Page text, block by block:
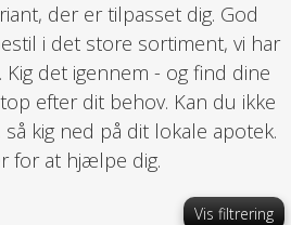
der er tilpasset dig. God
i det store sortiment, vi har
det igennem - og find dine
efter dit behov. Kan du ikke
kig ned på dit lokale apotek.
for at hjælpe dig.
Vis filtrering